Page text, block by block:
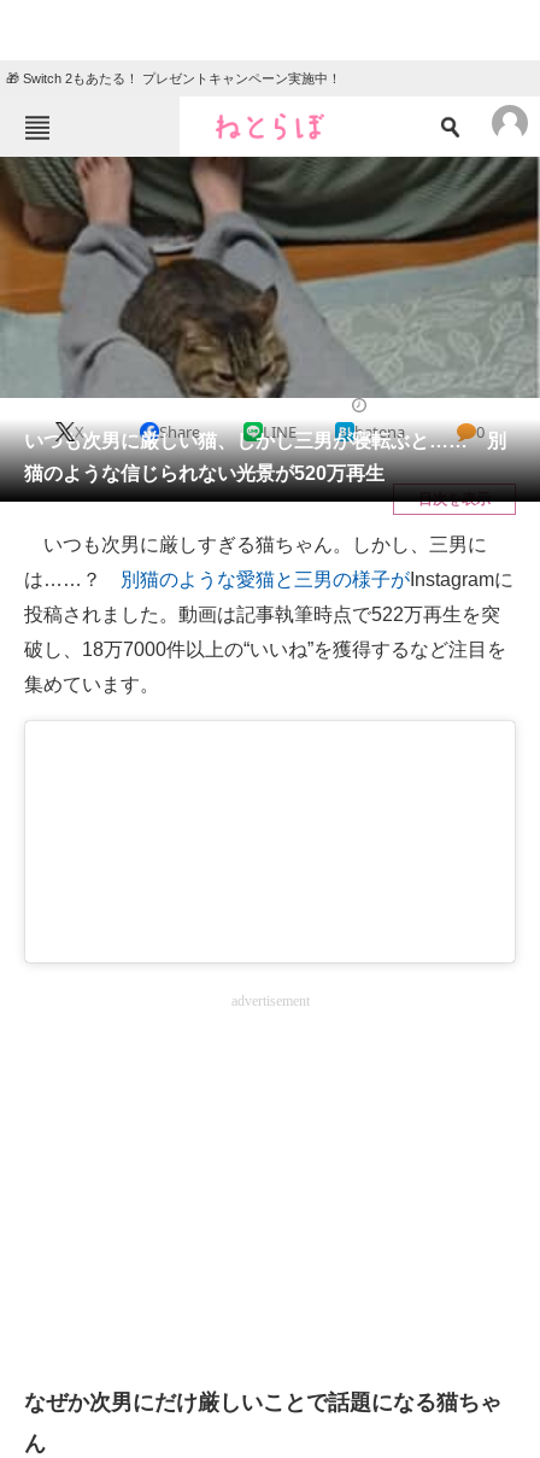
🎁 Switch 2もあたる！ プレゼントキャンペーン実施中！
ねとらぼメニュー
TOP ニュース
エンタメ クイズ
グルメ 地域
教育・育児
リサーチ
会員記事
メディア
注目記事を集めた総合ページ
ITの今と未来を見通す
スマホと通信の最新トレンド
進化するPCとデバイスの未来
マーケ×ITの今がよく分かる
いつも次男に厳しい猫、しかし三男が寝転ぶと…… 別
猫のような信じられない光景が520万再生
X Share LINE hatena 0
目次を表示
いつも次男に厳しすぎる猫ちゃん。しかし、三男に
は……？
別猫のような愛猫と三男の様子が Instagramに
投稿されました。動画は記事執筆時点で522万再生を突
破し、18万7000件以上の“いいね”を獲得するなど注目を
集めています。
advertisement
なぜか次男にだけ厳しいことで話題になる猫ちゃ
ん